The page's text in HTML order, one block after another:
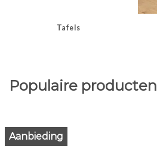
Tafels
Populaire producten
Aanbieding